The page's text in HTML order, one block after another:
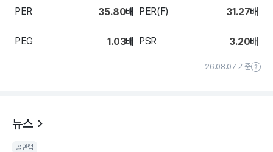
PER 35.80배 PER(F) 31.27배
PEG 1.03배 PSR 3.20배
26.08.07 기준
뉴스
골만럽